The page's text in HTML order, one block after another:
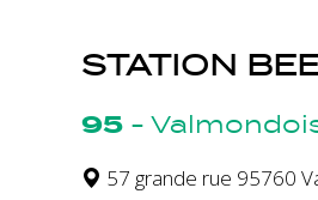
STATION
95 -
57 grande rue 95760